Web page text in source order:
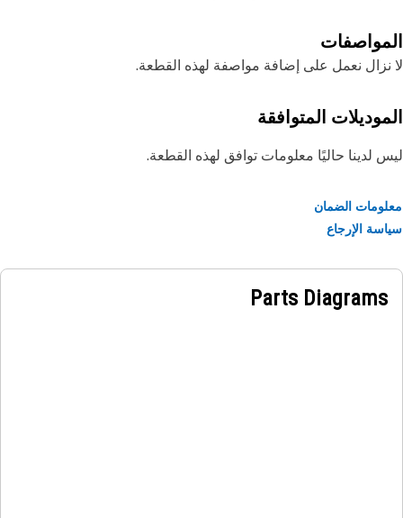
نعمل على إضافة مواصفة لهذه القطعة.
المتوافقة
لدينا حاليًا معلومات توافق لهذه القطعة.
الضمان
الإرجاع
Parts Diagrams